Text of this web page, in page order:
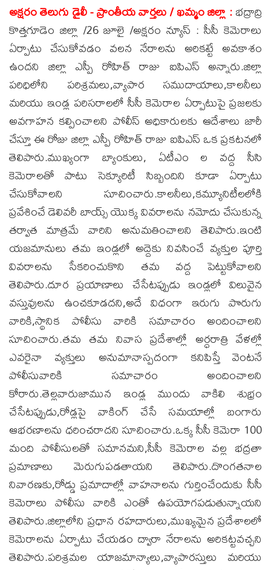
అక్షరం తెలుగు డైలీ - ప్రాంతీయ వార్తలు / ఖమ్మం జిల్లా :భద్రాద్రి
కొత్తగూడెం జిల్లా /26 జూలై /అక్షరం న్యూస్ : సీసీ కెమెరాలు
ఏర్పాటు చేసుకోవడం వలన నేరాలను అరికట్టే అవకాశం
ఉందని జిల్లా ఎస్పీ రోహిత్ రాజు ఐపిఎస్ అన్నారు.జిల్లా
పరిధిలోని పరిశ్రమలు,వ్యాపార సముదాయాలు,కాలనీలు
మరియు ఇండ్ల పరిసరాలలో సీసీ కెమెరాల ఏర్పాటుపై ప్రజలకు
అవగాహన కల్పించాలని పోలీస్ అధికారులకు ఆదేశాలు జారీ
చేస్తూ ఈ రోజు జిల్లా ఎస్పీ రోహిత్ రాజు ఐపిఎస్ ఒక ప్రకటనలో
తెలిపారు.ముఖ్యంగా బ్యాంకులు, ఏటీఎం ల వద్ద సీసి
కెమెరాలతో పాటు సెక్యూరిటీ సిబ్బందిని కూడా ఏర్పాటు
చేసుకోవాలని సూచించారు.కాలనీలు,కమ్యూనిటీలలోకి
ప్రవేశించే డెలివరీ బాయ్స్ యొక్క వివరాలను నమోదు చేసుకున్న
తర్వాత మాత్రమే వారిని అనుమతించాలని తెలిపారు.ఇంటి
యజమానులు తమ ఇండ్లలో అద్దెకు నివసించే వ్యక్తుల పూర్తి
వివరాలను సేకరించుకొని తమ వద్ద పెట్టుకోవాలని
తెలిపారు.దూర ప్రయాణాలు చేసేటప్పుడు ఇండ్లలో విలువైన
వస్తువులను ఉంచకూడదని,అదే విధంగా ఇరుగు పొరుగు
వారికి,స్థానిక పోలీసు వారికి సమాచారం అందించాలని
సూచించారు.తమ తమ నివాస ప్రదేశాల్లో అర్ధరాత్రి వేళల్లో
ఎవరైనా వ్యక్తులు అనుమానాస్పదంగా కనిపిస్తే వెంటనే
పోలీసువారికి సమాచారం అందించాలని
కోరారు.తెల్లవారుజామున ఇండ్ల ముందు వాకిలి శుభ్రం
చేసేటప్పుడు,రోడ్లపై వాకింగ్ చేసే సమయాల్లో బంగారు
ఆభరణాలను ధరించరాదని సూచించారు.ఒక్క సీసీ కెమెరా 100
మంది పోలీసులతో సమానమని,సీసీ కెమెరాల వల్ల భద్రతా
ప్రమాణాలు మెరుగుపడతాయని తెలిపారు.దొంగతనాల
నివారణకు,రోడ్డు ప్రమాదాల్లో వాహనాలను గుర్తించేందుకు సీసీ
కెమెరాలు పోలీసు వారికి ఎంతో ఉపయోగపడుతున్నాయని
తెలిపారు.జిల్లాలోని ప్రధాన రహదారులు,ముఖ్యమైన ప్రదేశాలలో
కెమెరాలను ఏర్పాటు చేయడం ద్వారా నేరాలను అరికట్టవచ్చని
తెలిపారు.పరిశ్రమల యాజమాన్యాలు,వ్యాపారస్తులు మరియు